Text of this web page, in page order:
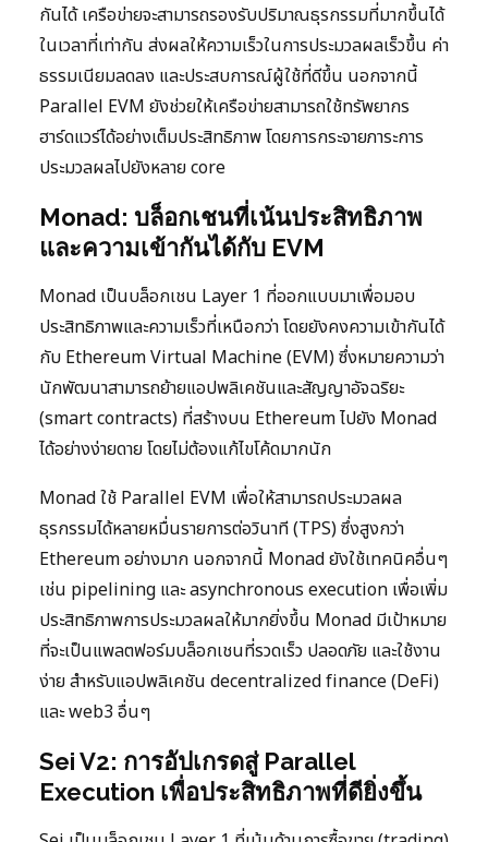
กันได้ เครือข่ายจะสามารถรองรับปริมาณธุรกรรมที่มากขึ้นได้
ในเวลาที่เท่ากัน ส่งผลให้ความเร็วในการประมวลผลเร็วขึ้น ค่า
ธรรมเนียมลดลง และประสบการณ์ผู้ใช้ที่ดีขึ้น นอกจากนี้
Parallel EVM ยังช่วยให้เครือข่ายสามารถใช้ทรัพยากร
ฮาร์ดแวร์ได้อย่างเต็มประสิทธิภาพ โดยการกระจายภาระการ
ประมวลผลไปยังหลาย core
Monad: บล็อกเชนที่เน้นประสิทธิภาพ
และความเข้ากันได้กับ EVM
Monad เป็นบล็อกเชน Layer 1 ที่ออกแบบมาเพื่อมอบ
ประสิทธิภาพและความเร็วที่เหนือกว่า โดยยังคงความเข้ากันได้
กับ Ethereum Virtual Machine (EVM) ซึ่งหมายความว่า
นักพัฒนาสามารถย้ายแอปพลิเคชันและสัญญาอัจฉริยะ
(smart contracts) ที่สร้างบน Ethereum ไปยัง Monad
ได้อย่างง่ายดาย โดยไม่ต้องแก้ไขโค้ดมากนัก
Monad ใช้ Parallel EVM เพื่อให้สามารถประมวลผล
ธุรกรรมได้หลายหมื่นรายการต่อวินาที (TPS) ซึ่งสูงกว่า
Ethereum อย่างมาก นอกจากนี้ Monad ยังใช้เทคนิคอื่นๆ
เช่น pipelining และ asynchronous execution เพื่อเพิ่ม
ประสิทธิภาพการประมวลผลให้มากยิ่งขึ้น Monad มีเป้าหมาย
ที่จะเป็นแพลตฟอร์มบล็อกเชนที่รวดเร็ว ปลอดภัย และใช้งาน
ง่าย สำหรับแอปพลิเคชัน decentralized finance (DeFi)
และ web3 อื่นๆ
Sei V2: การอัปเกรดสู่ Parallel
Execution เพื่อประสิทธิภาพที่ดียิ่งขึ้น